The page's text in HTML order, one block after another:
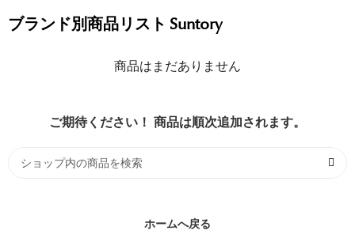
ブランド別商品リスト Suntory
商品はまだありません
ご期待ください！ 商品は順次追加されます。
ホームへ戻る